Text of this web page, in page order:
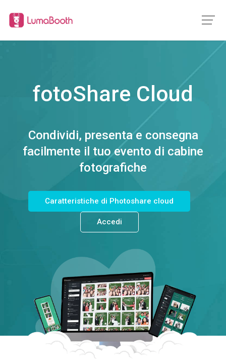
fotoShare Cloud
Condividi, presenta e consegna
facilmente il tuo evento di cabine
fotografiche
Caratteristiche di Photoshare cloud
Accedi